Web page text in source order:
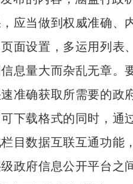
应当做到权威准确、
面设置，多运用列表
息量大而杂乱无章。
准确获取所需要的政
下载格式的同时，通
目数据互联互通功能
政府信息公开平台之